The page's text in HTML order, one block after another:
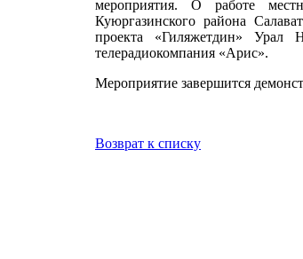
мероприятия. О работе
Куюргазинского района
проекта «Гиляжетдин» Урал
телерадиокомпания «Арис».
Мероприятие завершится
Возврат к списку